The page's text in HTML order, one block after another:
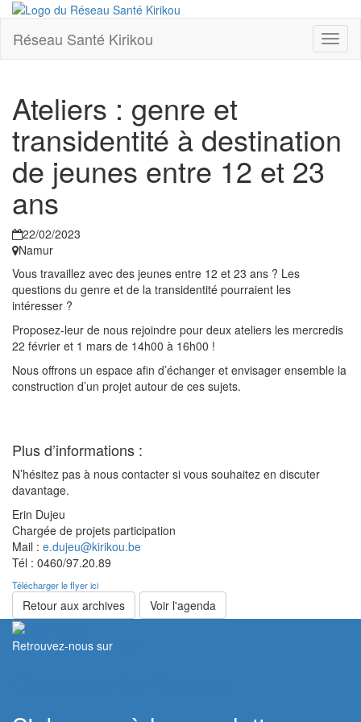
Réseau Santé Kirikou
Ateliers : genre et
transidentité à destination
de jeunes entre 12 et 23
ans
22/02/2023
Namur
Vous travaillez avec des jeunes entre 12 et 23 ans ? Les
questions du genre et de la transidentité pourraient les
intéresser ?
Proposez-leur de nous rejoindre pour deux ateliers les mercredis
22 février et 1 mars de 14h00 à 16h00 !
Nous offrons un espace afin d’échanger et envisager ensemble la
construction d’un projet autour de ces sujets.
Plus d’informations :
N’hésitez pas à nous contacter si vous souhaitez en discuter
davantage.
Erin Dujeu
Chargée de projets participation
Mail : e.dujeu@kirikou.be
Tél : 0460/97.20.89
Télécharger le flyer ici
Retour aux archives Voir l'agenda
Retrouvez-nous sur